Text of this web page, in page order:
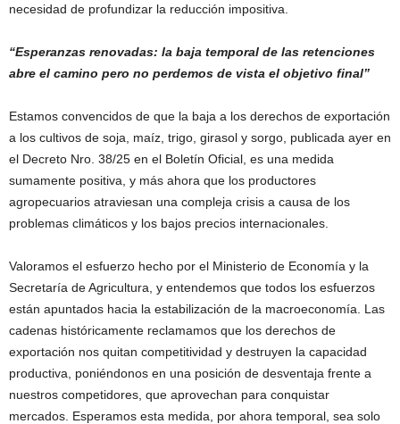
necesidad de profundizar la reducción impositiva.
“Esperanzas renovadas: la baja temporal de las retenciones
abre el camino pero no perdemos de vista el objetivo final”
Estamos convencidos de que la baja a los derechos de exportación
a los cultivos de soja, maíz, trigo, girasol y sorgo, publicada ayer en
el Decreto Nro. 38/25 en el Boletín Oficial, es una medida
sumamente positiva, y más ahora que los productores
agropecuarios atraviesan una compleja crisis a causa de los
problemas climáticos y los bajos precios internacionales.
Valoramos el esfuerzo hecho por el Ministerio de Economía y la
Secretaría de Agricultura, y entendemos que todos los esfuerzos
están apuntados hacia la estabilización de la macroeconomía. Las
cadenas históricamente reclamamos que los derechos de
exportación nos quitan competitividad y destruyen la capacidad
productiva, poniéndonos en una posición de desventaja frente a
nuestros competidores, que aprovechan para conquistar
mercados. Esperamos esta medida, por ahora temporal, sea solo